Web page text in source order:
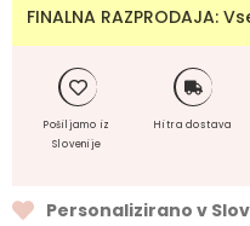
FINALNA RAZPRODAJA:
Pošiljamo iz
Slovenije
Hitra dostava
Personalizirano v